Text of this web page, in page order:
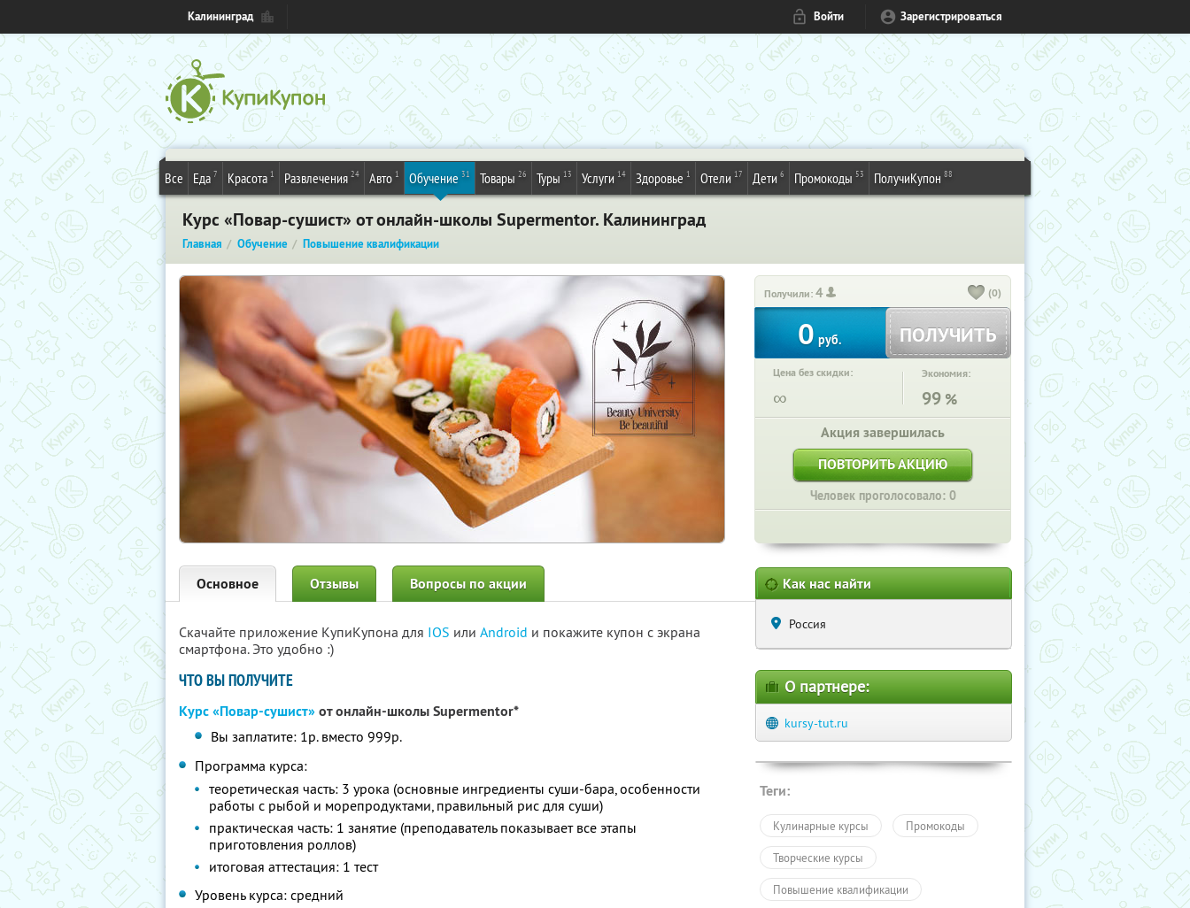
Калининград Войти Зарегистрироваться
Все Еда 7 Красота 1 Развлечения 24 Авто 1 Обучение 31 Товары 26 Туры 13 Услуги 14 Здоровье 1 Отели 17 Дети 6 Промокоды 53 ПолучиКупон 88
Курс «Повар-сушист» от онлайн-школы Supermentor. Калининград
Главная Обучение Повышение квалификации
Получили:4 (0)
0 руб. ПОЛУЧИТЬ
Цена без скидки:
∞
Экономия:
99 %
Акция завершилась
ПОВТОРИТЬ АКЦИЮ
Человек проголосовало: 0
Основное Отзывы Вопросы по акции
Скачайте приложение КупиКупона для IOS или Android и покажите купон с экрана
смартфона. Это удобно :)
ЧТО ВЫ ПОЛУЧИТЕ
Курс «Повар-сушист»от онлайн-школы Supermentor*
Вы заплатите: 1р. вместо 999р.
Программа курса:
теоретическая часть: 3 урока (основные ингредиенты суши-бара, особенности
работы с рыбой и морепродуктами, правильный рис для суши)
практическая часть: 1 занятие (преподаватель показывает все этапы
приготовления роллов)
итоговая аттестация: 1 тест
Уровень курса: средний
Как нас найти
Россия
О партнере:
kursy-tut.ru
Теги:
Кулинарные курсы Промокоды
Творческие курсы
Повышение квалификации